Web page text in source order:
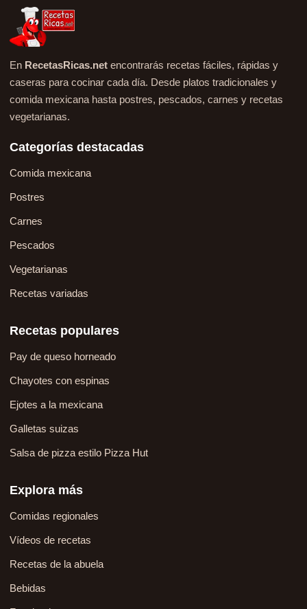
En RecetasRicas.net encontrarás recetas fáciles, rápidas y
caseras para cocinar cada día. Desde platos tradicionales y
comida mexicana hasta postres, pescados, carnes y recetas
vegetarianas.
Categorías destacadas
Comida mexicana
Postres
Carnes
Pescados
Vegetarianas
Recetas variadas
Recetas populares
Pay de queso horneado
Chayotes con espinas
Ejotes a la mexicana
Galletas suizas
Salsa de pizza estilo Pizza Hut
Explora más
Comidas regionales
Vídeos de recetas
Recetas de la abuela
Bebidas